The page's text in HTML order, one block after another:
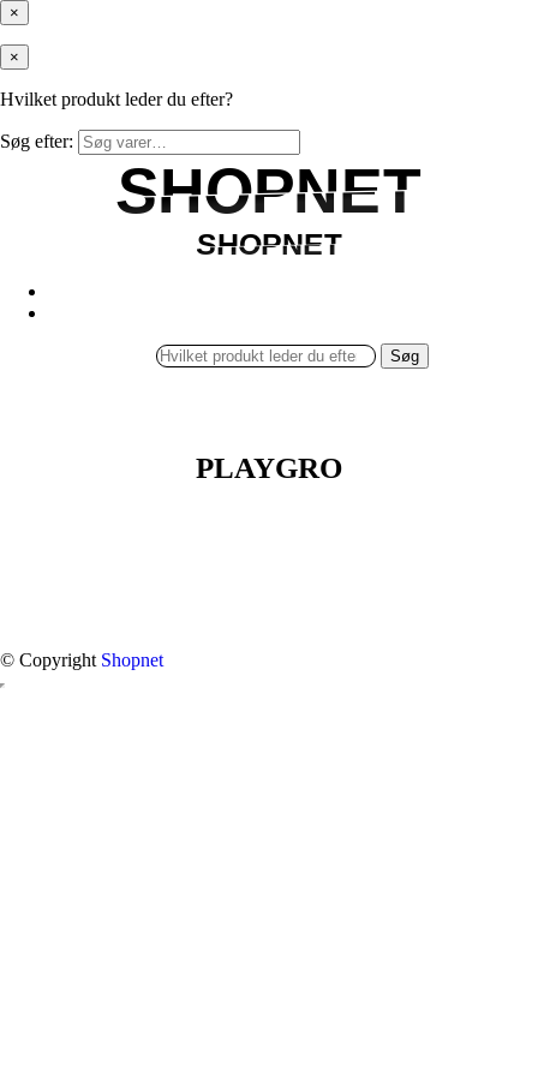
×
×
Hvilket produkt leder du efter?
Søg efter:
SHOPNET
SHOPNET
SHOPNET
SHOPNET
Søg
PLAYGRO
© Copyright Shopnet